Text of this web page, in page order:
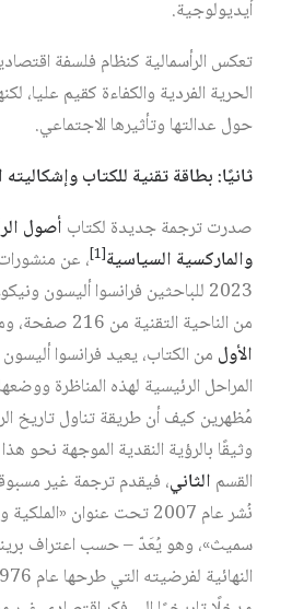
أيديولوجية.
تعكس الرأسمالية كنظام فلسفة
الحرية الفردية والكفاءة كقيم عليا،
حول عدالتها وتأثيرها الاجتماعي.
ثانيًا: بطاقة تقنية للكتاب
صدرت ترجمة جديدة لكتاب أصول
والماركسية السياسية[1]
2023 للباحثين فرانسوا أليسون
من الناحية التقنية من 216 صفحة، ومن قسمين، في القسم
الأول من الكتاب، يعيد فرانسوا
المراحل الرئيسية لهذه المناظرة
مُظهرين كيف أن طريقة تناول تاريخ
وثيقًا بالرؤية النقدية الموجهة نحو
القسم الثاني، فيقدم ترجمة غير
نُشر عام 2007 تحت عنوان
سميث»، وهو يُعَدّ – حسب اعتراف